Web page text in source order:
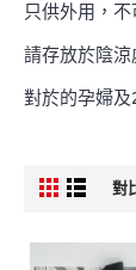
只供外用，不
請存放於陰涼
對於的孕婦及
對